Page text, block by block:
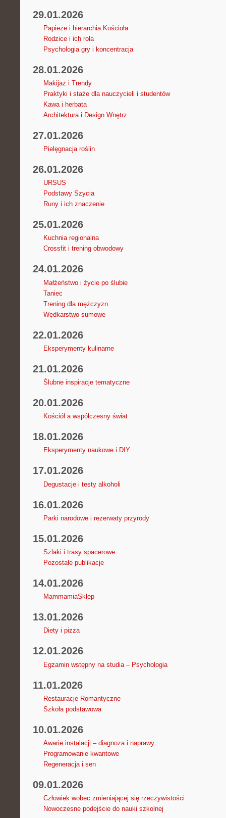
29.01.2026
Papieże i hierarchia Kościoła
Rodzice i ich rola
Psychologia gry i koncentracja
28.01.2026
Makijaż i Trendy
Praktyki i staże dla nauczycieli i studentów
Kawa i herbata
Architektura i Design Wnętrz
27.01.2026
Pielęgnacja roślin
26.01.2026
URSUS
Podstawy Szycia
Runy i ich znaczenie
25.01.2026
Kuchnia regionalna
Crossfit i trening obwodowy
24.01.2026
Małżeństwo i życie po ślubie
Taniec
Trening dla mężczyzn
Wędkarstwo sumowe
22.01.2026
Eksperymenty kulinarne
21.01.2026
Ślubne inspiracje tematyczne
20.01.2026
Kościół a współczesny świat
18.01.2026
Eksperymenty naukowe i DIY
17.01.2026
Degustacje i testy alkoholi
16.01.2026
Parki narodowe i rezerwaty przyrody
15.01.2026
Szlaki i trasy spacerowe
Pozostałe publikacje
14.01.2026
MammamiaSklep
13.01.2026
Diety i pizza
12.01.2026
Egzamin wstępny na studia – Psychologia
11.01.2026
Restauracje Romantyczne
Szkoła podstawowa
10.01.2026
Awarie instalacji – diagnoza i naprawy
Programowanie kwantowe
Regeneracja i sen
09.01.2026
Człowiek wobec zmieniającej się rzeczywistości
Nowoczesne podejście do nauki szkolnej